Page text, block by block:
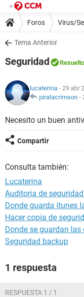
Foros Virus/
Tema Anterior
Seguridad Resuelto
lucaterina - 29 abr
piratacrimson -
Necesito un buen
Compartir
Consulta también:
Lucaterina
Auditoria de
Donde guarda itunes
Hacer copia de
Donde se guardan
Seguridad backup
1 respuesta
RESPUESTA 1 / 1